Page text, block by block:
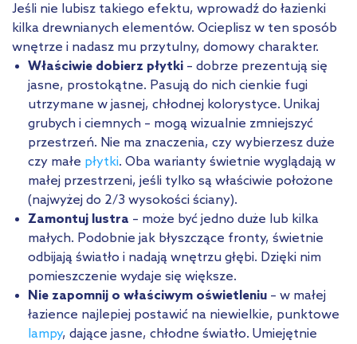
Jeśli nie lubisz takiego efektu, wprowadź do łazienki
kilka drewnianych elementów. Ocieplisz w ten sposób
wnętrze i nadasz mu przytulny, domowy charakter.
Właściwie dobierz płytki – dobrze prezentują się
jasne, prostokątne. Pasują do nich cienkie fugi
utrzymane w jasnej, chłodnej kolorystyce. Unikaj
grubych i ciemnych – mogą wizualnie zmniejszyć
przestrzeń. Nie ma znaczenia, czy wybierzesz duże
czy małe płytki. Oba warianty świetnie wyglądają w
małej przestrzeni, jeśli tylko są właściwie położone
(najwyżej do 2/3 wysokości ściany).
Zamontuj lustra – może być jedno duże lub kilka
małych. Podobnie jak błyszczące fronty, świetnie
odbijają światło i nadają wnętrzu głębi. Dzięki nim
pomieszczenie wydaje się większe.
Nie zapomnij o właściwym oświetleniu – w małej
łazience najlepiej postawić na niewielkie, punktowe
lampy, dające jasne, chłodne światło. Umiejętnie